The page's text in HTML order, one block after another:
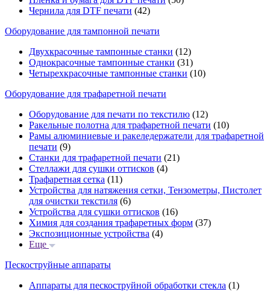
Чернила для DTF печати (42)
Оборудование для тампонной печати
Двухкрасочные тампонные станки (12)
Однокрасочные тампонные станки (31)
Четырехкрасочные тампонные станки (10)
Оборудование для трафаретной печати
Оборудование для печати по текстилю (12)
Ракельные полотна для трафаретной печати (10)
Рамы алюминиевые и ракеледержатели для трафаретной
печати (9)
Станки для трафаретной печати (21)
Стеллажи для сушки оттисков (4)
Трафаретная сетка (11)
Устройства для натяжения сетки, Тензометры, Пистолет
для очистки текстиля (6)
Устройства для сушки оттисков (16)
Химия для создания трафаретных форм (37)
Экспозиционные устройства (4)
Еще
Пескоструйные аппараты
Аппараты для пескоструйной обработки стекла (1)